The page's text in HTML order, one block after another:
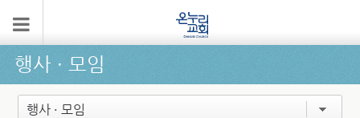
행사 ∙ 모임
행사 · 모임